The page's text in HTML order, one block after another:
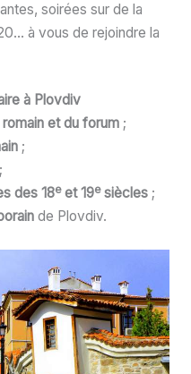
soirées sur de la
à vous de rejoindre la
à Plovdiv
et du forum ;
;
;
des 18eet 19esiècles ;
de Plovdiv.